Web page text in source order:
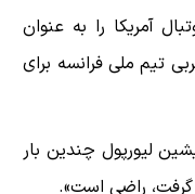
آمریکا را به عنوان
تیم ملی فرانسه برای
لیورپول چندین بار